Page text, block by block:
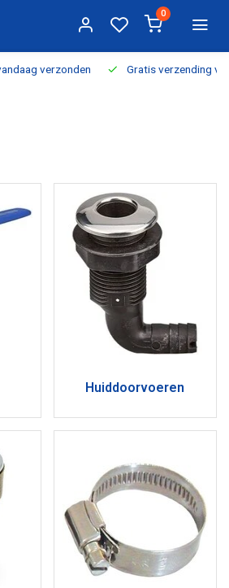
0
verzonden Gratis verzending
Huiddoorvoeren